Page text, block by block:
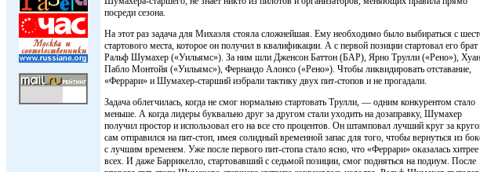
посреди сезона.
На этот раз задача для Михаэля стояла сложнейшая. Ему необходимо было выбираться с
стартового места, которое он получил в квалификации. А с первой позиции стартовал его брат
Ральф Шумахер («Уильямс»). За ним шли Дженсон Баттон (БАР), Ярно Трулли («Рено»), Хуан
Пабло Монтойя («Уильямс»), Фернандо Алонсо («Рено»). Чтобы ликвидировать отставание,
«Феррари» и Шумахер-старший избрали тактику двух пит-стопов и не прогадали.
Задача облегчилась, когда не смог нормально стартовать Трулли, — одним конкурентом стало
меньше. А когда лидеры буквально друг за другом стали уходить на дозаправку, Шумахер
получил простор и использовал его на все сто процентов. Он штамповал лучший круг за
сам отправился на пит-стоп, имея солидный временной запас для того, чтобы вернуться из
с лучшим временем. Уже после первого пит-стопа стало ясно, что «Феррари» оказалась хитрее
всех. И даже Баррикелло, стартовавший с седьмой позиции, смог подняться на подиум. После